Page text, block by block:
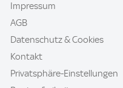
Impressum
AGB
Datenschutz & Cookies
Kontakt
Privatsphäre-Einstellungen